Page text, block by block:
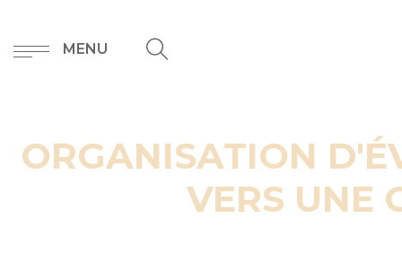
MENU
ORGANISATION
VERS UNE